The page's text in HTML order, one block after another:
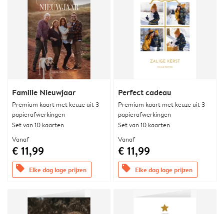
Familie Nieuwjaar
Premium kaart met keuze uit 3
papierafwerkingen
Set van 10 kaarten
Vanaf
€ 11,99
offers Elke dag lage prijzen
Perfect cadeau
Premium kaart met keuze uit 3
papierafwerkingen
Set van 10 kaarten
Vanaf
€ 11,99
offers Elke dag lage prijzen